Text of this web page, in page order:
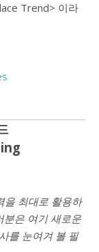
Trend> 이라
을 최대로 활용하
분은 여기 새로운
를 눈여겨 볼 필